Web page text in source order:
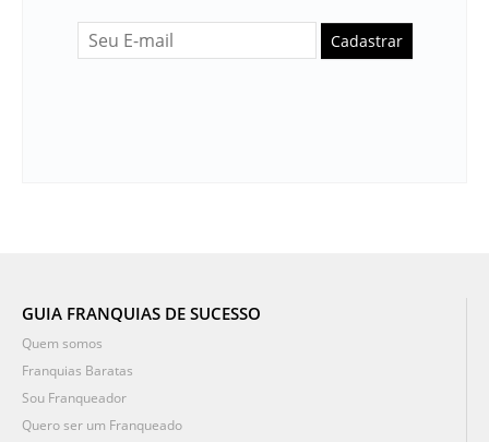
Cadastrar
GUIA FRANQUIAS DE SUCESSO
Quem somos
Franquias Baratas
Sou Franqueador
Quero ser um Franqueado